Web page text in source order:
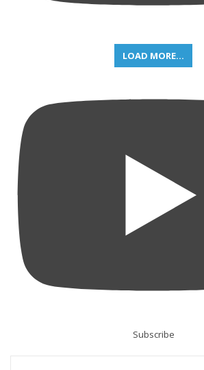
LOAD MORE...
Subscribe